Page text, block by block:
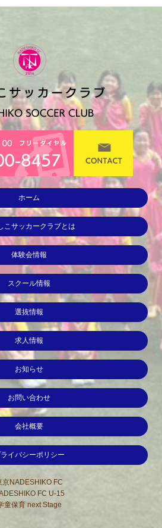
ホーム
こサッカークラブとは
体験会情報
スクール情報
選抜情報
求人情報
お知らせ
お問い合わせ
会社概要
ライバシーポリシー
京NADESHIKO FC
FC U-15
童保育 next Stage